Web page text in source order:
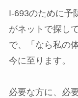
I-693のために予
がネットで探し
で、「なら私の
今に至ります。
必要な方に、必